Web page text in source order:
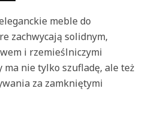
meble do
zachwycają solidnym,
i rzemieślniczymi
ma nie tylko szufladę, ale też
za zamkniętymi